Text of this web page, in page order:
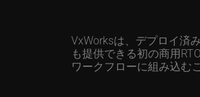
VxWorksは、デプロイ済
も提供できる初の商用
ワークフローに組み込む